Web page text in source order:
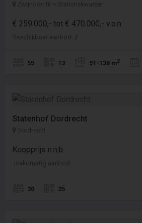
Zwijndrecht > Stationskwartier
€ 259.000,- tot € 470.000,- v.o.n.
Beschikbaar aanbod: 2
55 13 51-138 m2
Statenhof Dordrecht
Dordrecht
Koopprijs n.n.b.
Toekomstig aanbod
30 35